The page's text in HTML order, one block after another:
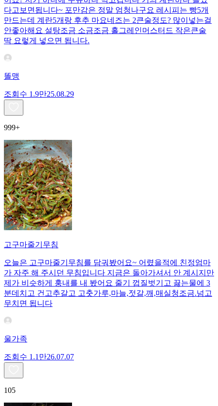
다고보면됩니다~ 포만감은 정말 엄청나구요 레시피는 빵5개
만드는데 계란5개랑 후추 마요네즈는 2큰술정도? 많이넣는걸
안좋아해요 설탕조금 소금조금 홀그레인머스터드 작은큰술
딱 요렇게 넣으면 됩니다.
똘맹
조회수 1.9만25.08.29
999+
고구마줄기무침
오늘은 고구마줄기무침를 담궈봤어요~ 어렸을적에 친정엄마
가 자주 해 주시던 무침입니다 지금은 돌아가셔서 안 계시지만
제가 비슷하게 훙내를 내 봤어요 줄기 껍질벗기고 끓는물에 3
분데치고 건고추갈고 고춧가루,마늘,젓갈,깨,매실청조금.넘고
무치면 됩니다
울가족
조회수 1.1만26.07.07
105